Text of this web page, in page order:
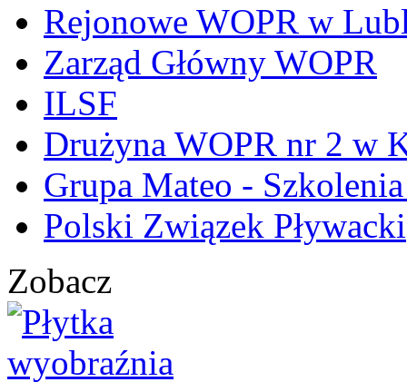
Rejonowe WOPR w
Zarząd Główny WOPR
ILSF
Drużyna WOPR nr 2 w
Grupa Mateo -
Polski Związek Pływacki
Zobacz